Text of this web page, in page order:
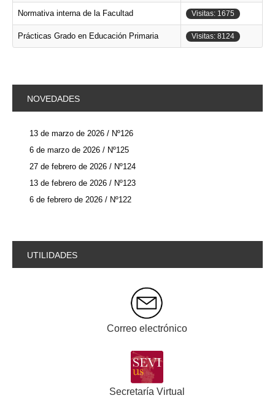
Normativa interna de la Facultad Visitas: 1675
Prácticas Grado en Educación Primaria Visitas: 8124
NOVEDADES
13 de marzo de 2026 / Nº126
6 de marzo de 2026 / Nº125
27 de febrero de 2026 / Nº124
13 de febrero de 2026 / Nº123
6 de febrero de 2026 / Nº122
UTILIDADES
Correo electrónico
Secretaría Virtual